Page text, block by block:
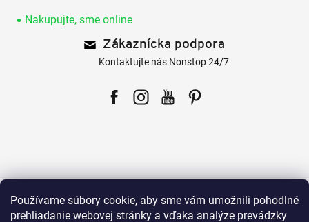
Používame súbory cookie, aby sme vám umožnili pohodlné
prehliadanie webovej stránky a vďaka analýze prevádzky
Nakupujte, sme online
Zákaznícka podpora
Kontaktujte nás Nonstop 24/7
Pre zákazníkov